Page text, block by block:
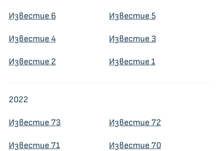
Известие 6 Известие 5
Известие 4 Известие 3
Известие 2 Известие 1
2022
Известие 73 Известие 72
Известие 71 Известие 70